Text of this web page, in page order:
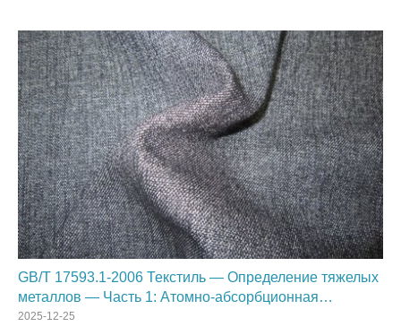
GB/T 17593.1-2006 Текстиль — Определение тяжелых
металлов — Часть 1: Атомно-абсорбционная
спектрофотометрия
2025-12-25